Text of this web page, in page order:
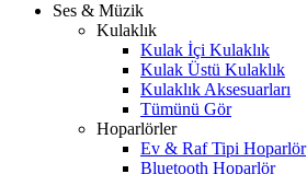
Ses & Müzik
Kulaklık
Kulak İçi Kulaklık
Kulak Üstü Kulaklık
Kulaklık Aksesuarları
Tümünü Gör
Hoparlörler
Ev & Raf Tipi Hoparlör
Bluetooth Hoparlör